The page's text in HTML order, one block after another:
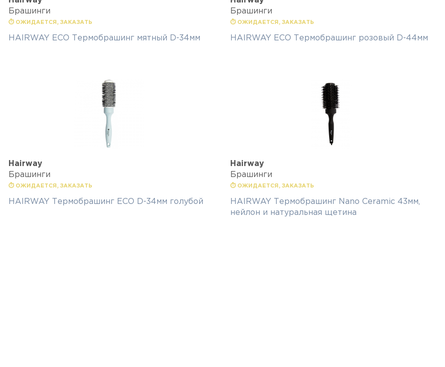
Брашинги
⏱ ОЖИДАЕТСЯ, ЗАКАЗАТЬ
HAIRWAY ECO Термобрашинг мятный D-34мм
Брашинги
⏱ ОЖИДАЕТСЯ, ЗАКАЗАТЬ
HAIRWAY ECO Термобрашинг розовый D-44мм
Hairway
Брашинги
⏱ ОЖИДАЕТСЯ, ЗАКАЗАТЬ
HAIRWAY Термобрашинг ECO D-34мм голубой
Hairway
Брашинги
⏱ ОЖИДАЕТСЯ, ЗАКАЗАТЬ
HAIRWAY Термобрашинг Nano Ceramic 43мм,
нейлон и натуральная щетина